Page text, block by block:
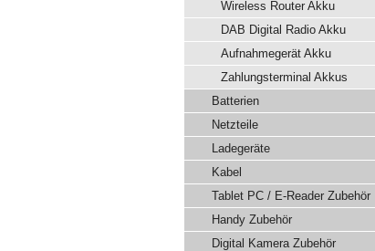
Wireless Router Akku
DAB Digital Radio Akku
Aufnahmegerät Akku
Zahlungsterminal Akkus
Batterien
Netzteile
Ladegeräte
Kabel
Tablet PC / E-Reader Zubehör
Handy Zubehör
Digital Kamera Zubehör